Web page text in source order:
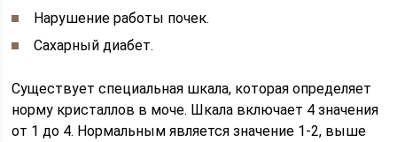
Нарушение работы почек.
Сахарный диабет.
Существует специальная шкала, которая определяет
норму кристаллов в моче. Шкала включает 4 значения
от 1 до 4. Нормальным является значение 1-2, выше